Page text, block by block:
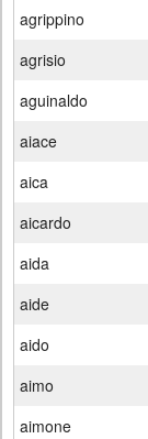
agrippino
agrisio
aguinaldo
aiace
aica
aicardo
aida
aide
aido
aimo
aimone